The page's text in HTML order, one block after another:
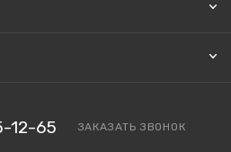
12-65 ЗАКАЗАТЬ ЗВОНОК